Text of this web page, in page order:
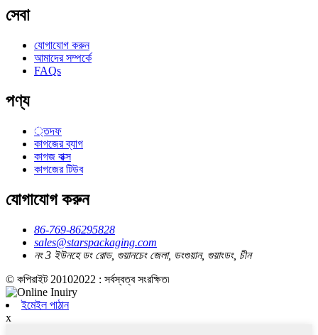
সেবা
যোগাযোগ করুন
আমাদের সম্পর্কে
FAQs
পণ্য
্তদফ
কাগজের ব্যাগ
কাগজ বাক্স
কাগজের টিউব
যোগাযোগ করুন
86-769-86295828
sales@starspackaging.com
নং 3 ইউনহে ডং রোড, গুয়ানচেং জেলা, ডংগুয়ান, গুয়াংডং, চীন
© কপিরাইট 20102022 : সর্বস্বত্ব সংরক্ষিত৷
ইমেইল পাঠান
x